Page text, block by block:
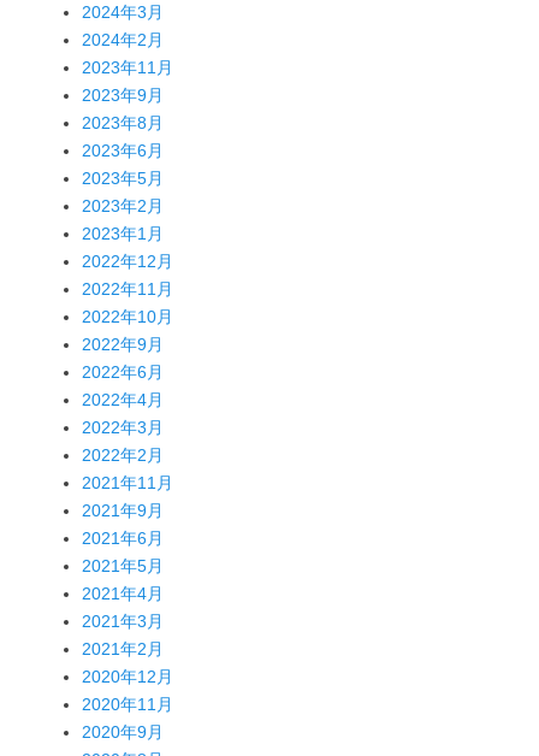
2024年3月
2024年2月
2023年11月
2023年9月
2023年8月
2023年6月
2023年5月
2023年2月
2023年1月
2022年12月
2022年11月
2022年10月
2022年9月
2022年6月
2022年4月
2022年3月
2022年2月
2021年11月
2021年9月
2021年6月
2021年5月
2021年4月
2021年3月
2021年2月
2020年12月
2020年11月
2020年9月